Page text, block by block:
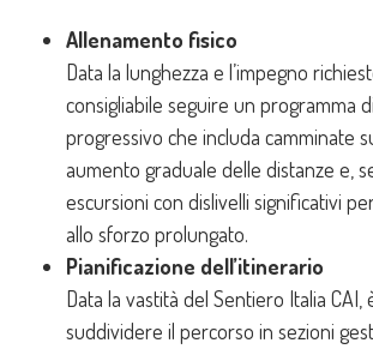
Allenamento fisico
Data la lunghezza e l’impegno
consigliabile seguire un programma
progressivo che includa camminate
aumento graduale delle distanze e,
escursioni con dislivelli significativi
allo sforzo prolungato.
Pianificazione dell’itinerario
Data la vastità del Sentiero Italia CAI,
suddividere il percorso in sezioni